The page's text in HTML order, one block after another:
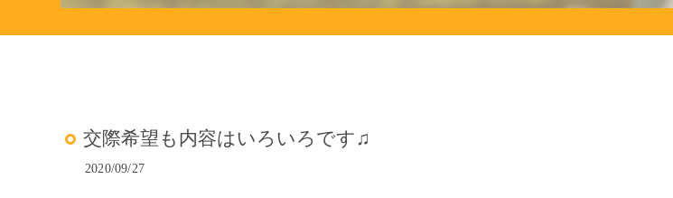
交際希望も内容はいろいろです♫
2020/09/27